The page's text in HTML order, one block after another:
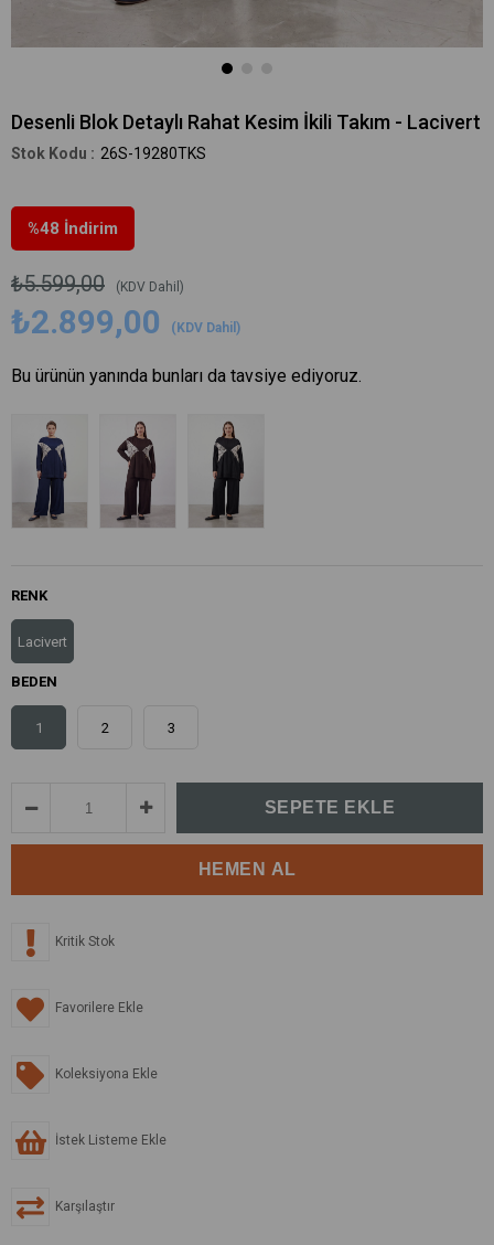
Desenli Blok Detaylı Rahat Kesim İkili Takım - Lacivert
26S-19280TKS
%48 İndirim
₺5.599,00 (KDV Dahil)
₺2.899,00 (KDV Dahil)
Bu ürünün yanında bunları da tavsiye ediyoruz.
RENK
Lacivert
BEDEN
1 2 3
Kritik Stok
Favorilere Ekle
Koleksiyona Ekle
İstek Listeme Ekle
Karşılaştır